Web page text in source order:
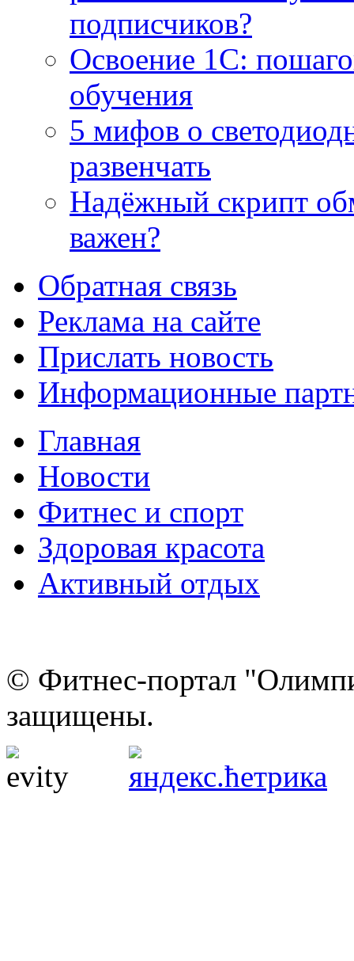
подписчиков?
Освоение 1С:
обучения
5 мифов о
развенчать
Надёжный скрипт
важен?
Обратная связь
Реклама на сайте
Прислать новость
Информационные
Главная
Новости
Фитнес и спорт
Здоровая красота
Активный отдых
© Фитнес-портал
защищены.